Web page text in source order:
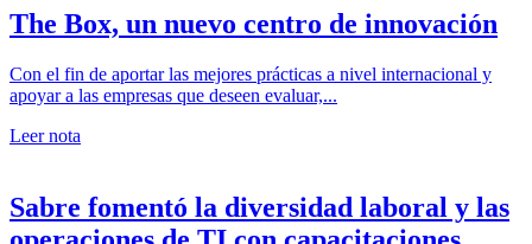
The Box, un nuevo centro de innovación
Con el fin de aportar las mejores prácticas a nivel internacional y
apoyar a las empresas que deseen evaluar,...
Leer nota
Sabre fomentó la diversidad laboral y las